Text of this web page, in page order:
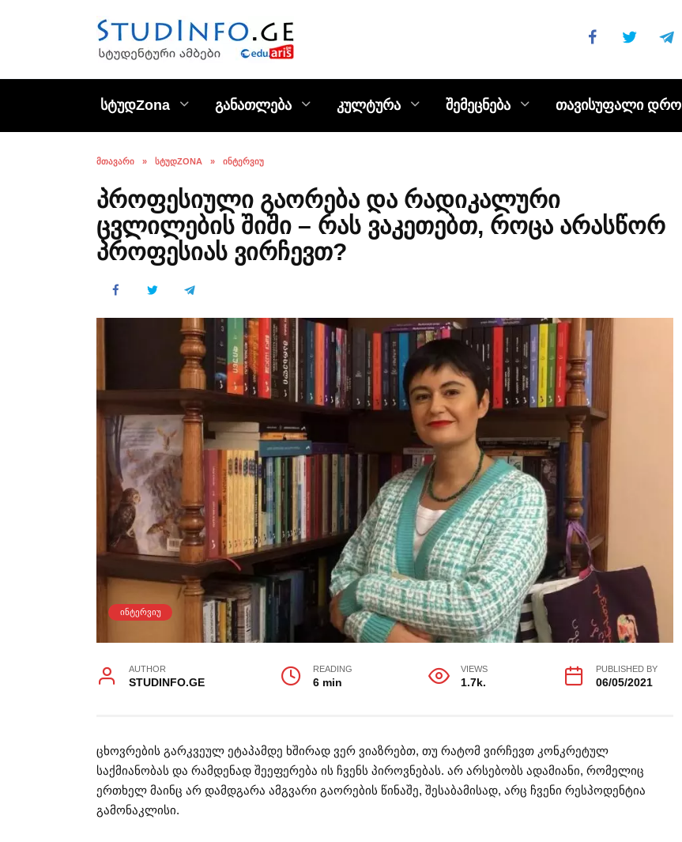
სტუდZona განათლება კულტურა შემეცნება თავისუფალი დრო
ᲛᲗᲐᲕᲐᲠᲘ » ᲡᲢᲣᲓZONA » ᲘᲜᲢᲔᲠᲕᲘᲣ
პროფესიული გაორება და რადიკალური
ცვლილების შიში – რას ვაკეთებთ, როცა არასწორ
პროფესიას ვირჩევთ?
ᲘᲜᲢᲔᲠᲕᲘᲣ
AUTHOR
STUDINFO.GE
READING
6 min
VIEWS
1.7k.
PUBLISHED BY
06/05/2021
ცხოვრების გარკვეულ ეტაპამდე ხშირად ვერ ვიაზრებთ, თუ რატომ ვირჩევთ კონკრეტულ
საქმიანობას და რამდენად შეეფერება ის ჩვენს პიროვნებას. არ არსებობს ადამიანი, რომელიც
ერთხელ მაინც არ დამდგარა ამგვარი გაორების წინაშე, შესაბამისად, არც ჩვენი რესპოდენტია
გამონაკლისი.